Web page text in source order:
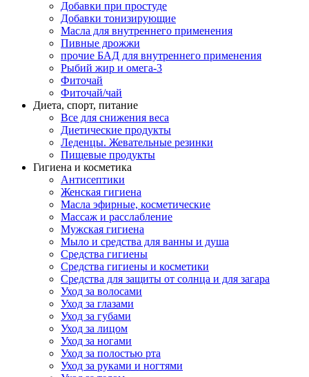
Добавки при простуде
Добавки тонизирующие
Масла для внутреннего применения
Пивные дрожжи
прочие БАД для внутреннего применения
Рыбий жир и омега-3
Фиточай
Фиточай/чай
Диета, спорт, питание
Все для снижения веса
Диетические продукты
Леденцы. Жевательные резинки
Пищевые продукты
Гигиена и косметика
Антисептики
Женская гигиена
Масла эфирные, косметические
Массаж и расслабление
Мужская гигиена
Мыло и средства для ванны и душа
Средства гигиены
Средства гигиены и косметики
Средства для защиты от солнца и для загара
Уход за волосами
Уход за глазами
Уход за губами
Уход за лицом
Уход за ногами
Уход за полостью рта
Уход за руками и ногтями